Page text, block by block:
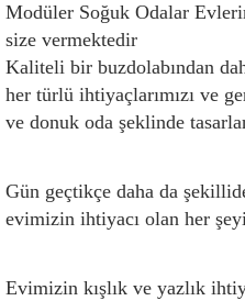
Modüler Soğuk Odalar
size vermektedir
Kaliteli bir buzdolabından
her türlü ihtiyaçlarımızı ve
ve donuk oda şeklinde
Gün geçtikçe daha da
evimizin ihtiyacı olan her
Evimizin kışlık ve yazlık